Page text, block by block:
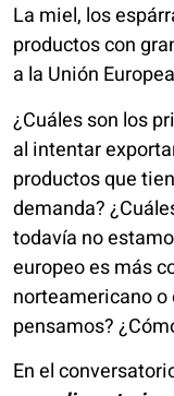
La miel, los
productos con
a la Unión
¿Cuáles son los
al intentar
productos que
demanda?
todavía no
europeo es más
norteamericano o
pensamos?
En el